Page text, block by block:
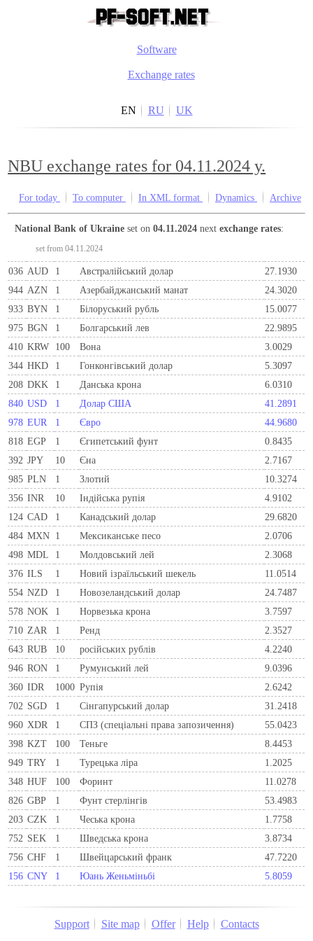
Software
Exchange rates
EN RU UK
NBU exchange rates for 04.11.2024 y.
For today To computer In XML format Dynamics Archive
National Bank of Ukraine set on04.11.2024 nextexchange rates:
set from 04.11.2024
036 AUD 1 Австралійський долар
27.1930
944 AZN 1 Азербайджанський манат
24.3020
933 BYN 1 Бiлоруський рубль
15.0077
975 BGN 1 Болгарський лев
22.9895
410 KRW 100 Вона
3.0029
344 HKD 1 Гонконгівський долар
5.3097
208 DKK 1 Данська крона
6.0310
840 USD 1 Долар США
41.2891
978 EUR 1 Євро
44.9680
818 EGP 1 Єгипетський фунт
0.8435
392 JPY 10 Єна
2.7167
985 PLN 1 Злотий
10.3274
356 INR 10 Індійська рупія
4.9102
124 CAD 1 Канадський долар
29.6820
484 MXN 1 Мексиканське песо
2.0706
498 MDL 1 Молдовський лей
2.3068
376 ILS 1 Новий ізраїльський шекель
11.0514
554 NZD 1 Новозеландський долар
24.7487
578 NOK 1 Норвезька крона
3.7597
710 ZAR 1 Ренд
2.3527
643 RUB 10 російських рублів
4.2240
946 RON 1 Румунський лей
9.0396
360 IDR 1000 Рупія
2.6242
702 SGD 1 Сінгапурський долар
31.2418
960 XDR 1 СПЗ (спеціальні права запозичення)
55.0423
398 KZT 100 Теньге
8.4453
949 TRY 1 Турецька ліра
1.2025
348 HUF 100 Форинт
11.0278
826 GBP 1 Фунт стерлінгів
53.4983
203 CZK 1 Чеська крона
1.7758
752 SEK 1 Шведська крона
3.8734
756 CHF 1 Швейцарський франк
47.7220
156 CNY 1 Юань Женьміньбі 5.8059
Support Site map Offer Help Contacts